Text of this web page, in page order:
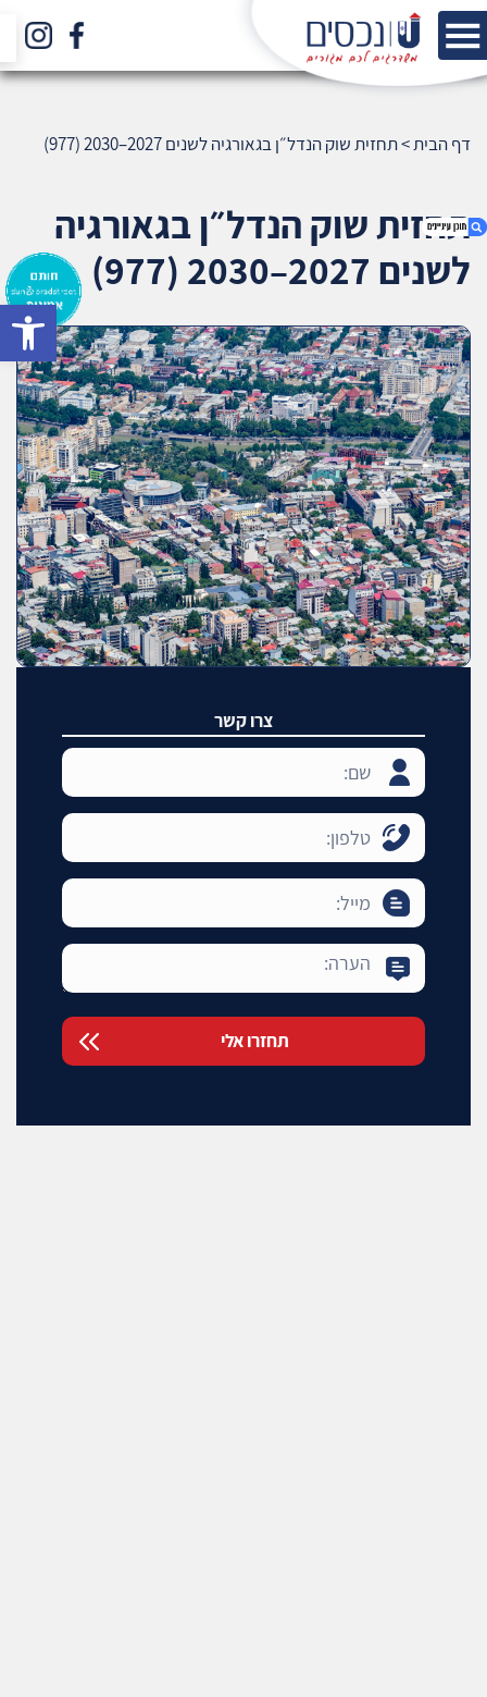
(977)
2. אודות U נכסים
3. שאלתם ? ענינו !
דף הבית>תחזית שוק הנדל״ן בגאורגיה לשנים 2027–2030 (977)
תחזית שוק הנדל״ן בגאורגיה
לשנים 2027–2030 (977)
צרו קשר